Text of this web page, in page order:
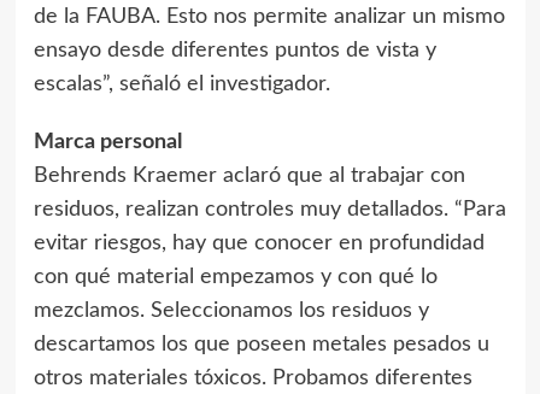
de la FAUBA. Esto nos permite analizar un mismo
ensayo desde diferentes puntos de vista y
escalas”, señaló el investigador.
Marca personal
Behrends Kraemer aclaró que al trabajar con
residuos, realizan controles muy detallados. “Para
evitar riesgos, hay que conocer en profundidad
con qué material empezamos y con qué lo
mezclamos. Seleccionamos los residuos y
descartamos los que poseen metales pesados u
otros materiales tóxicos. Probamos diferentes